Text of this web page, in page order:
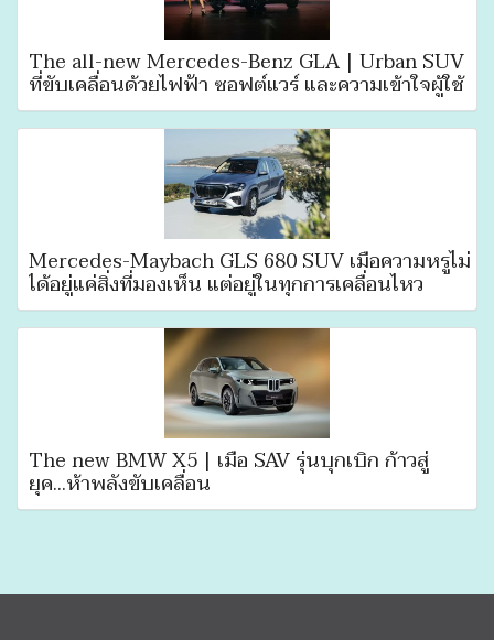
The all-new Mercedes-Benz GLA | Urban SUV
ที่ขับเคลื่อนด้วยไฟฟ้า ซอฟต์แวร์ และความเข้าใจผู้ใช้
Mercedes-Maybach GLS 680 SUV เมื่อความหรูไม่
ได้อยู่แค่สิ่งที่มองเห็น แต่อยู่ในทุกการเคลื่อนไหว
The new BMW X5 | เมื่อ SAV รุ่นบุกเบิก ก้าวสู่
ยุค...ห้าพลังขับเคลื่อน